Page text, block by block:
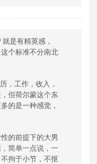
是有精英感，
个标准不分南北
，工作，收入，
但荷尔蒙这个东
的是一种感觉，
的前提下的大男
简单一点说，一
拘于小节，不抠